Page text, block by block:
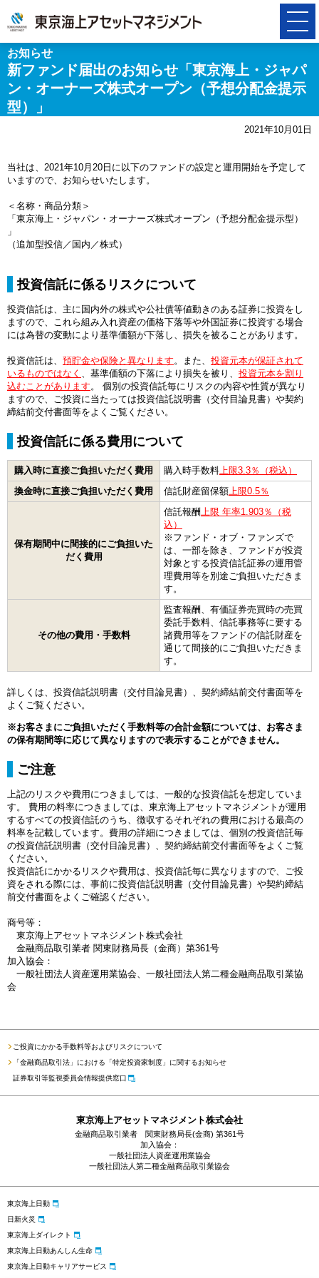
お知らせ
新ファンド届出のお知らせ「東京海上・ジャパ
ン・オーナーズ株式オープン（予想分配金提示
型）」
2021年10月01日
当社は、2021年10月20日に以下のファンドの設定と運用開始を予定して
いますので、お知らせいたします。
＜名称・商品分類＞
「東京海上・ジャパン・オーナーズ株式オープン（予想分配金提示型）
」
（追加型投信／国内／株式）
投資信託に係るリスクについて
投資信託は、主に国内外の株式や公社債等値動きのある証券に投資をし
ますので、これら組み入れ資産の価格下落等や外国証券に投資する場合
には為替の変動により基準価額が下落し、損失を被ることがあります。
投資信託は、 預貯金や保険と異なります。また、 投資元本が保証されて
いるものではなく 、基準価額の下落により損失を被り、 投資元本を割り
込むことがあります。 個別の投資信託毎にリスクの内容や性質が異なり
ますので、ご投資に当たっては投資信託説明書（交付目論見書）や契約
締結前交付書面等をよくご覧ください。
投資信託に係る費用について
購入時に直接ご負担いただく費用 購入時手数料上限3.3％（税込）
換金時に直接ご負担いただく費用
信託財産留保額上限0.5％
保有期間中に間接的にご負担いた
だく費用
信託報酬上限 年率1.903％（税
込）
※ファンド・オブ・ファンズで
は、一部を除き、ファンドが投資
対象とする投資信託証券の運用管
理費用等を別途ご負担いただきま
す。
その他の費用・手数料
監査報酬、有価証券売買時の売買
委託手数料、信託事務等に要する
諸費用等をファンドの信託財産を
通じて間接的にご負担いただきま
す。
詳しくは、投資信託説明書（交付目論見書）、契約締結前交付書面等を
よくご覧ください。
※お客さまにご負担いただく手数料等の合計金額については、お客さま
の保有期間等に応じて異なりますので表示することができません。
ご注意
上記のリスクや費用につきましては、一般的な投資信託を想定していま
す。 費用の料率につきましては、東京海上アセットマネジメントが運用
するすべての投資信託のうち、徴収するそれぞれの費用における最高の
料率を記載しています。費用の詳細につきましては、個別の投資信託毎
の投資信託説明書（交付目論見書）、契約締結前交付書面等をよくご覧
ください。
投資信託にかかるリスクや費用は、投資信託毎に異なりますので、ご投
資をされる際には、事前に投資信託説明書（交付目論見書）や契約締結
前交付書面をよくご確認ください。
商号等：
東京海上アセットマネジメント株式会社
金融商品取引業者 関東財務局長（金商）第361号
加入協会：
一般社団法人資産運用業協会、一般社団法人第二種金融商品取引業協
会
ご投資にかかる手数料等およびリスクについて
「金融商品取引法」における「特定投資家制度」に関するお知らせ
証券取引等監視委員会情報提供窓口
東京海上アセットマネジメント株式会社
金融商品取引業者 関東財務局長(金商) 第361号
加入協会：
一般社団法人資産運用業協会
一般社団法人第二種金融商品取引業協会
東京海上日動
日新火災
東京海上ダイレクト
東京海上日動あんしん生命
東京海上日動キャリアサービス